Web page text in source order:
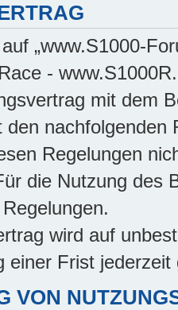
„www.S1000-
-
mit dem
den nachfolgenden
Regelungen
die Nutzung des
wird auf
einer Frist
VON